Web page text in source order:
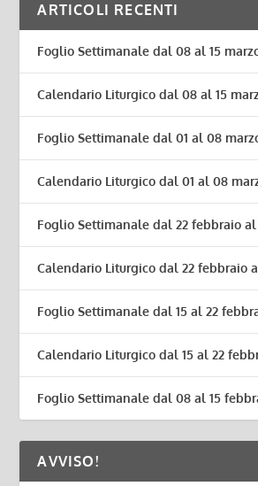
ARTICOLI RECENTI
Foglio Settimanale dal 08 al 15
Calendario Liturgico dal 08 al 15
Foglio Settimanale dal 01 al 08
Calendario Liturgico dal 01 al 08
Foglio Settimanale dal 22 febbraio al
Calendario Liturgico dal 22 febbraio
Foglio Settimanale dal 15 al 22
Calendario Liturgico dal 15 al 22
Foglio Settimanale dal 08 al 15
AVVISO!